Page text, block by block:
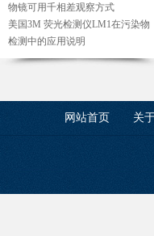
物镜可用千相差观察方式
美国3M 荧光检测仪LM1在污染物
检测中的应用说明
网站首页 关